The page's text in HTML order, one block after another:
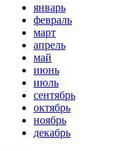
январь
февраль
март
апрель
май
июнь
июль
сентябрь
октябрь
ноябрь
декабрь